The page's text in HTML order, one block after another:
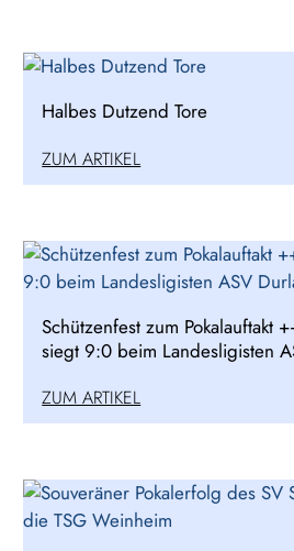
Halbes Dutzend Tore
ZUM ARTIKEL
Schützenfest zum Pokalauftakt
siegt 9:0 beim Landesligisten
ZUM ARTIKEL